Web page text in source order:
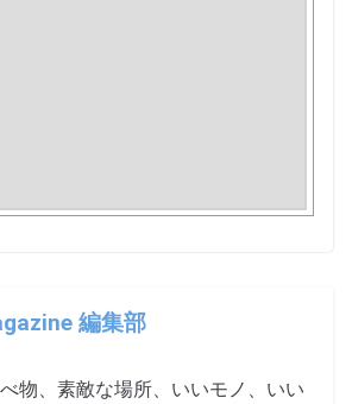
編集部
物、素敵な場所、いいモノ、いい